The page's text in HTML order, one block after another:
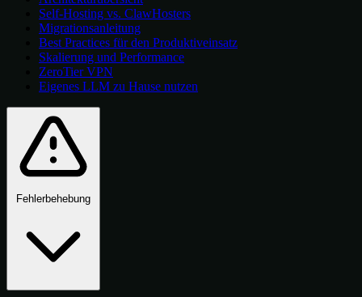
Self-Hosting vs. ClawHosters
Migrationsanleitung
Best Practices für den Produktiveinsatz
Skalierung und Performance
ZeroTier VPN
Eigenes LLM zu Hause nutzen
Fehlerbehebung